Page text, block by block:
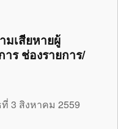
มเสียหายผู้
ร ช่องรายการ/
3 สิงหาคม 2559